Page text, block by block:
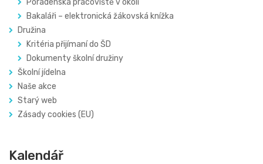
Poradenská pracoviště v okolí
Bakaláři – elektronická žákovská knížka
Družina
Kritéria přijímaní do ŠD
Dokumenty školní družiny
Školní jídelna
Naše akce
Starý web
Zásady cookies (EU)
Kalendář